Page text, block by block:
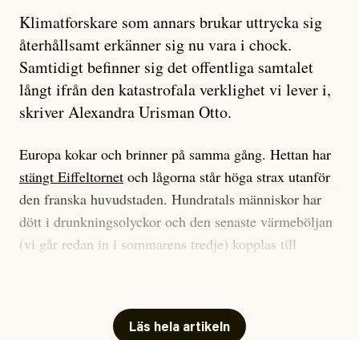
Klimatforskare som annars brukar uttrycka sig
återhållsamt erkänner sig nu vara i chock.
Samtidigt befinner sig det offentliga samtalet
långt ifrån den katastrofala verklighet vi lever i,
skriver Alexandra Urisman Otto.
Europa kokar och brinner på samma gång. Hettan har
stängt Eiffeltornet och lågorna står höga strax utanför
den franska huvudstaden. Hundratals människor har
dött i drunkningsolyckor och den senaste värmeböljan
(vi går redan in i sommarens tredje) kopplas till
Har du också panik i hettan? Känns det som en
mardröm? Bra, allt annat vore fullständigt orimligt.
Läs hela artikeln